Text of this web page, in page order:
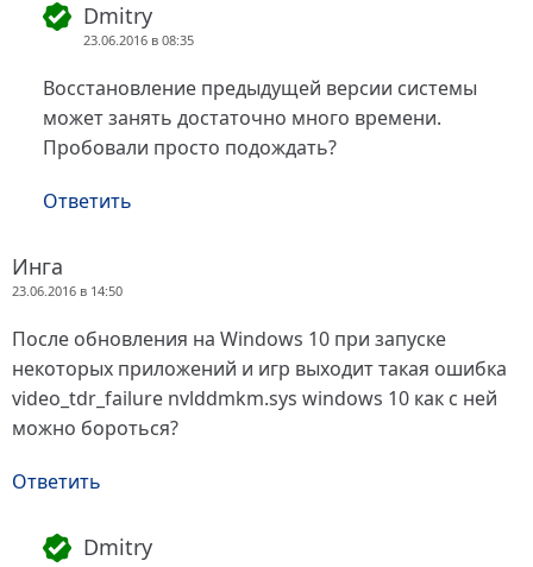
Dmitry
23.06.2016 в 08:35
Восстановление предыдущей версии системы
может занять достаточно много времени.
Пробовали просто подождать?
Ответить
Инга
23.06.2016 в 14:50
После обновления на Windows 10 при запуске
некоторых приложений и игр выходит такая ошибка
video_tdr_failure nvlddmkm.sys windows 10 как с ней
можно бороться?
Ответить
Dmitry